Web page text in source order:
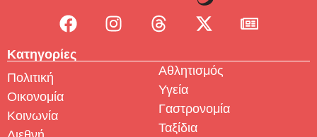
Κατηγορίες
Πολιτική
Οικονομία
Κοινωνία
Αθλητισμός
Υγεία
Γαστρονομία
Ταξίδια